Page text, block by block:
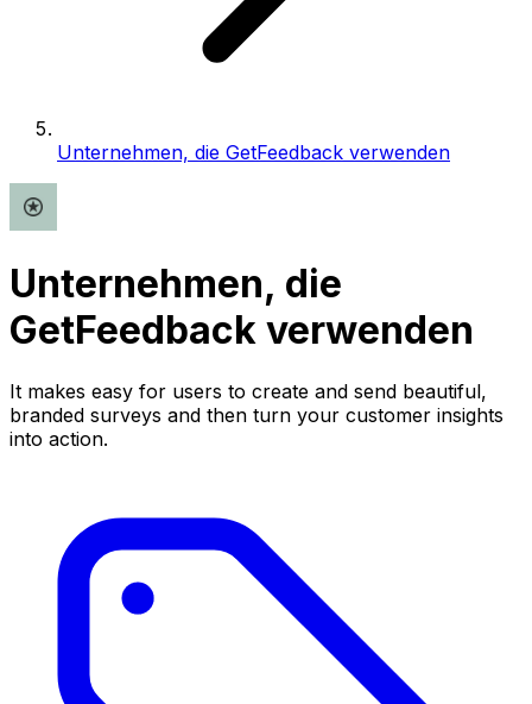
Unternehmen, die GetFeedback verwenden
Unternehmen, die
GetFeedback verwenden
It makes easy for users to create and send beautiful,
branded surveys and then turn your customer insights
into action.